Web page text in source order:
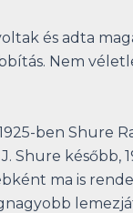
és adta
Nem
ben Shure
Shure később,
ma is